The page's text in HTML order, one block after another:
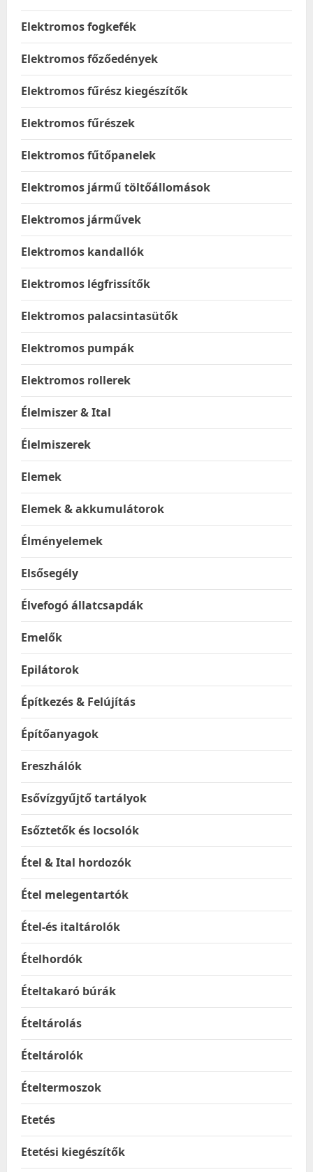
Elektromos fogkefék
Elektromos főzőedények
Elektromos fűrész kiegészítők
Elektromos fűrészek
Elektromos fűtőpanelek
Elektromos jármű töltőállomások
Elektromos járművek
Elektromos kandallók
Elektromos légfrissítők
Elektromos palacsintasütők
Elektromos pumpák
Elektromos rollerek
Élelmiszer & Ital
Élelmiszerek
Elemek
Elemek & akkumulátorok
Élményelemek
Elsősegély
Élvefogó állatcsapdák
Emelők
Epilátorok
Építkezés & Felújítás
Építőanyagok
Ereszhálók
Esővízgyűjtő tartályok
Esőztetők és locsolók
Étel & Ital hordozók
Étel melegentartók
Étel-és italtárolók
Ételhordók
Ételtakaró búrák
Ételtárolás
Ételtárolók
Ételtermoszok
Etetés
Etetési kiegészítők